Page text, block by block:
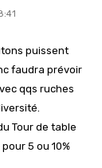
puissent
faudra prévoir
qqs ruches
Tour de table
5 ou 10%